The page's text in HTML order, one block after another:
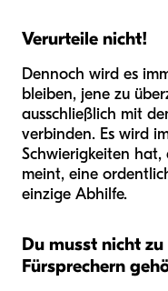
Verurteile nicht!
Dennoch wird es
bleiben, jene zu
ausschließlich mit
verbinden. Es wird
Schwierigkeiten hat,
meint, eine
einzige Abhilfe.
Du musst nicht
Fürsprechern